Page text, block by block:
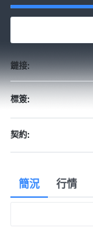
鏈接:
標簽:
契約:
簡況 行情